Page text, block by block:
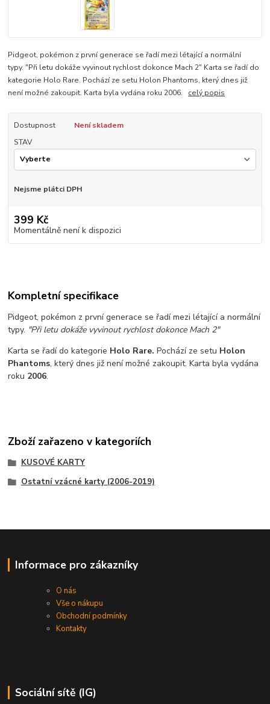
Pidgeot, pokémon z první generace se řadí mezi létající a normální
typy. "Při letu dokáže vyvinout rychlost dokonce Mach 2" Karta se řadí do
kategorie Holo Rare. Pochází ze setu Holon Phantoms, který dnes již
není možné zakoupit. Karta byla vydána roku 2006. celý popis
Dostupnost
Není skladem
STAV
Nejsme plátci DPH
399 Kč
Momentálně není k dispozici
Kompletní specifikace
Pidgeot, pokémon z první generace se řadí mezi létající a normální
typy. "Při letu dokáže vyvinout rychlost dokonce Mach 2"
Karta se řadí do kategorie Holo Rare. Pochází ze setu Holon
Phantoms, který dnes již není možné zakoupit. Karta byla vydána
roku 2006.
Zboží zařazeno v kategoriích
KUSOVÉ KARTY
Ostatní vzácné karty (2006-2019)
Informace pro zákazníky
O nás
Vše o nákupu
Obchodní podmínky
Kontakty
Sociální sítě (IG)